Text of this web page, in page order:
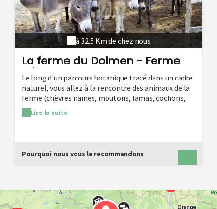
à 32.5 Km de chez nous
La ferme du Dolmen - Ferme
pédagogique
Le long d'un parcours botanique tracé dans un cadre
naturel, vous allez à la rencontre des animaux de la
ferme (chèvres naines, moutons, lamas, cochons,
paons, oies de Guinée, poules, coqs, canards…) en
liberté ou en semi-liberté, et de plantes étiquetées.
et des aires de pique-nique de prolonger cette
rencontre toute la journée.
Lire la suite
Pourquoi nous vous le recommandons